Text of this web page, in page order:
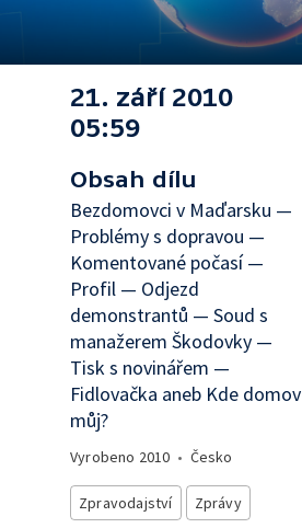
21. září 2010
05:59
Obsah dílu
Bezdomovci v Maďarsku —
Problémy s dopravou —
Komentované počasí —
Profil — Odjezd
demonstrantů — Soud s
manažerem Škodovky —
Tisk s novinářem —
Fidlovačka aneb Kde domov
můj?
Vyrobeno 2010 • Česko
Zpravodajství Zprávy